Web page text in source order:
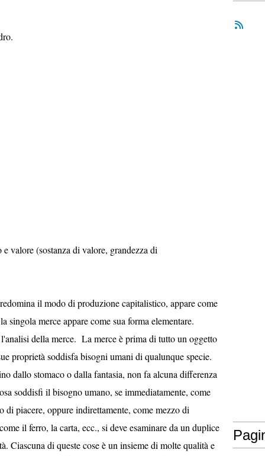
valore (sostanza di valore, grandezza di
il modo di produzione capitalistico, appare come
merce appare come sua forma elementare.
della merce. La merce è prima di tutto un oggetto
proprietà soddisfa bisogni umani di qualunque specie.
dallo stomaco o dalla fantasia, non fa alcuna differenza
soddisfi il bisogno umano, se immediatamente, come
di piacere, oppure indirettamente, come mezzo di
la carta, ecc., si deve esaminare da un duplice
Ciascuna di queste cose è un insieme di molte qualità e